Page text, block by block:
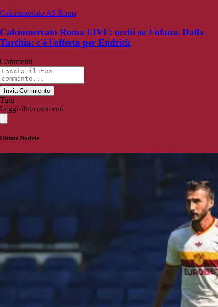
Calciomercato AS Roma
Calciomercato Roma LIVE: occhi su Fofana. Dalla
Turchia: c'è l'offerta per Endrick
Commenti
Invia Commento
Tutti
Leggi altri commenti
Ultime Notizie